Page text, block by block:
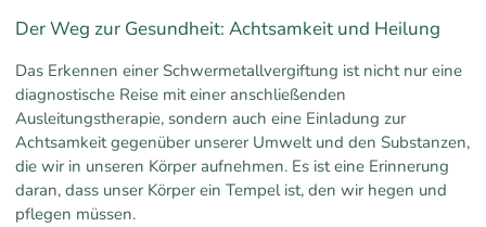
Der Weg zur Gesundheit: Achtsamkeit und Heilung
Das Erkennen einer Schwermetallvergiftung ist nicht nur eine
diagnostische Reise mit einer anschließenden
Ausleitungstherapie, sondern auch eine Einladung zur
Achtsamkeit gegenüber unserer Umwelt und den Substanzen,
die wir in unseren Körper aufnehmen. Es ist eine Erinnerung
daran, dass unser Körper ein Tempel ist, den wir hegen und
pflegen müssen.